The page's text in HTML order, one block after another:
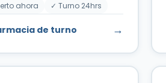
ahora ✓ Turno 24hrs
de turno →